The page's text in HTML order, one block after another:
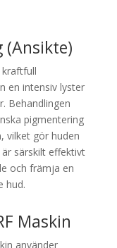
kraftfull
en intensiv lyster
Behandlingen
pigmentering
vilket gör huden
särskilt effektivt
och främja en
hud.
Maskin
använder